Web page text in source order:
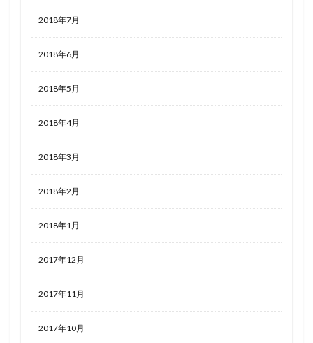
2018年7月
2018年6月
2018年5月
2018年4月
2018年3月
2018年2月
2018年1月
2017年12月
2017年11月
2017年10月